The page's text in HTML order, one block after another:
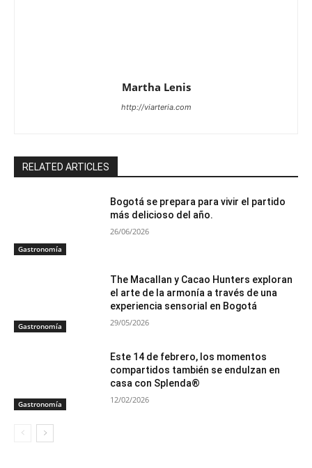
Martha Lenis
http://viarteria.com
RELATED ARTICLES
Gastronomía
Bogotá se prepara para vivir el partido
más delicioso del año.
26/06/2026
Gastronomía
The Macallan y Cacao Hunters exploran
el arte de la armonía a través de una
experiencia sensorial en Bogotá
29/05/2026
Gastronomía
Este 14 de febrero, los momentos
compartidos también se endulzan en
casa con Splenda®
12/02/2026